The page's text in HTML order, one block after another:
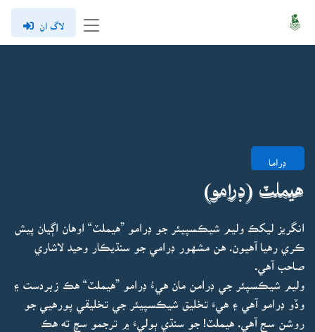
لاگ ان
ڊراما
هيملٽ (ڊرامو)
انگريز ليکڪ وليم شيڪسپيئر جو ڊرامو ”هيملٽ“ اوهان اڳيان پيش
ڪري رهيا آهيون. هن مشهور ڊرامي جو سنڌيڪار وحيد لاشاري
صاحب آهي.
وليم شيڪسپئر جي ڊرامن مان هيءُ ڊرامو ”هيملٽ“ هڪ زبردست ۽
وڏو ڊرامو آهي ۽ هيءَ تخليق شيڪسپيئر جي تخليقي پورهيي جو
روشن سج آهي. هيملٽ! جو سنڌي ٻوليءَ ۾ ترجمو سچ ته هڪ